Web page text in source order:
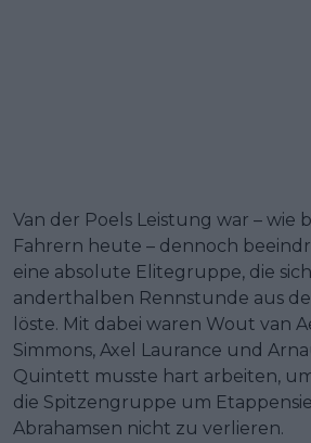
Van der Poels Leistung war – wie
Fahrern heute – dennoch
eine absolute Elitegruppe, die
anderthalben Rennstunde aus
löste. Mit dabei waren Wout van
Simmons, Axel Laurance und
Quintett musste hart arbeiten,
die Spitzengruppe um
Abrahamsen nicht zu verlieren.